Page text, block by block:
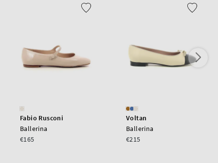
Fabio Rusconi
Ballerina
€165
Voltan
Ballerina
€215